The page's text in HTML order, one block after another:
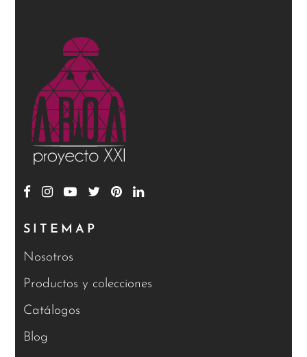
SITEMAP
Nosotros
Productos y colecciones
Catálogos
Blog